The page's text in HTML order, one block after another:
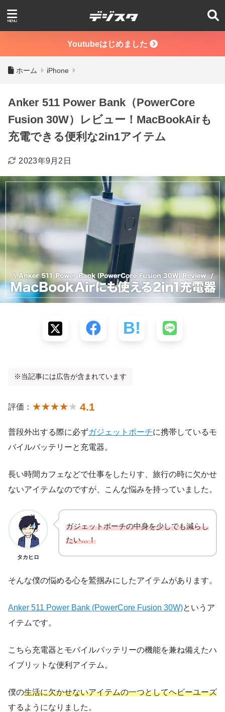
Youtubeはじめました
ホーム iPhone
Anker 511 Power Bank（PowerCore
Fusion 30W）レビュー！MacBookAirも
充電できる便利な2in1アイテム
2023年9月2日
※当記事には広告が含まれています
評価： 4.1
普段外出する際に必ずガジェットポーチに携帯しているモ
バイルバッテリーと充電器。
長い時間カフェなどで仕事をしたりす、旅行の時に欠かせ
ないアイテムなのですが、こんな悩みを持っていました。
タカヒロ
ガジェットポーチの中身を少しでも減らし
たい…！
そんな僕の悩める心を鷲掴みにしたアイテムがあります。
Anker 511 Power Bank (PowerCore Fusion 30W)というア
イテムです。
こちら充電器とモバイルバッテリーの機能を兼ね備えたハ
イブリットな便利アイテム。
僕の生活に欠かせないアイテムの一つとしてヘビーユーズ
するようになりました。